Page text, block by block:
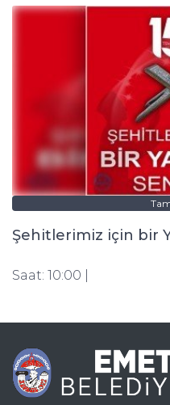
Şehitlerimiz için bir
Saat: 10:00 |